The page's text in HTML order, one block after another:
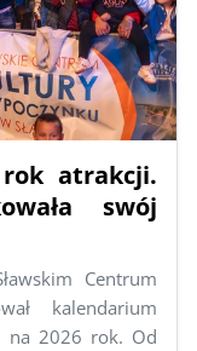
atrakcji.
swój
Centrum
kalendarium
na 2026 rok. Od